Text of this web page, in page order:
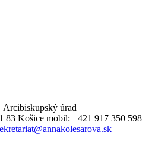
Arcibiskupský úrad
83 Košice mobil: +421 917 350 598